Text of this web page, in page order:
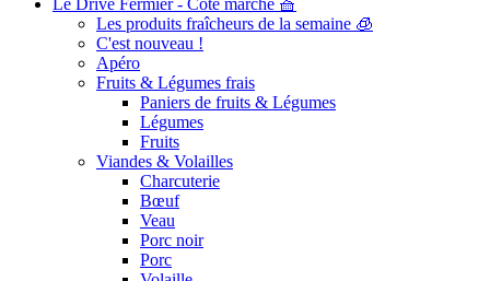
Le Drive Fermier - Côté marché 🧺
Les produits fraîcheurs de la semaine 🧊
C'est nouveau !
Apéro
Fruits & Légumes frais
Paniers de fruits & Légumes
Légumes
Fruits
Viandes & Volailles
Charcuterie
Bœuf
Veau
Porc noir
Porc